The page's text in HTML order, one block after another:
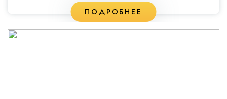
ПОДРОБНЕЕ